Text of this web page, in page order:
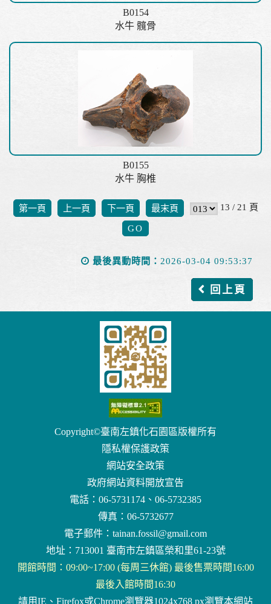
B0154
水牛 髖骨
B0155
水牛 胸椎
第一頁 上一頁 下一頁 最末頁 13 / 21 頁
最後異動時間： 2026-03-04 09:53:37
回上頁
Copyright©臺南左鎮化石園區版權所有
隱私權保護政策
網站安全政策
政府網站資料開放宣告
電話：06-5731174、06-5732385
傳真：06-5732677
電子郵件： tainan.fossil@gmail.com
地址：713001 臺南市左鎮區榮和里61-23號
開館時間：09:00~17:00 (每周三休館) 最後售票時間16:00
最後入館時間16:30
請用IE、Firefox或Chrome瀏覽器1024x768 px瀏覽本網站